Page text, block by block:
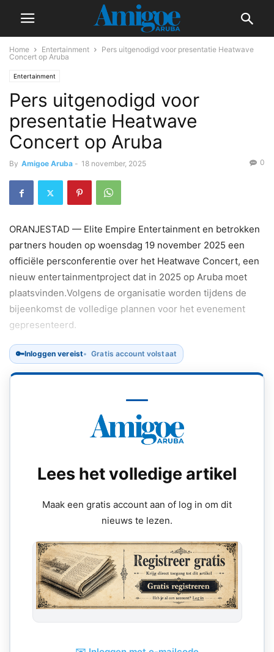
Home Entertainment
Pers uitgenodigd voor presentatie Heatwave
Concert op Aruba
Entertainment
Pers uitgenodigd voor
presentatie Heatwave
Concert op Aruba
By Amigoe Aruba - 18 november, 2025 0
ORANJESTAD — Elite Empire Entertainment en betrokken
partners houden op woensdag 19 november 2025 een
officiële persconferentie over het Heatwave Concert, een
nieuw entertainmentproject dat in 2025 op Aruba moet
plaatsvinden.Volgens de organisatie worden tijdens de
bijeenkomst de volledige plannen voor het evenement
gepresenteerd.
🔑Inloggen vereist Gratis account volstaat
Lees het volledige artikel
Maak een gratis account aan of log in om dit
nieuws te lezen.